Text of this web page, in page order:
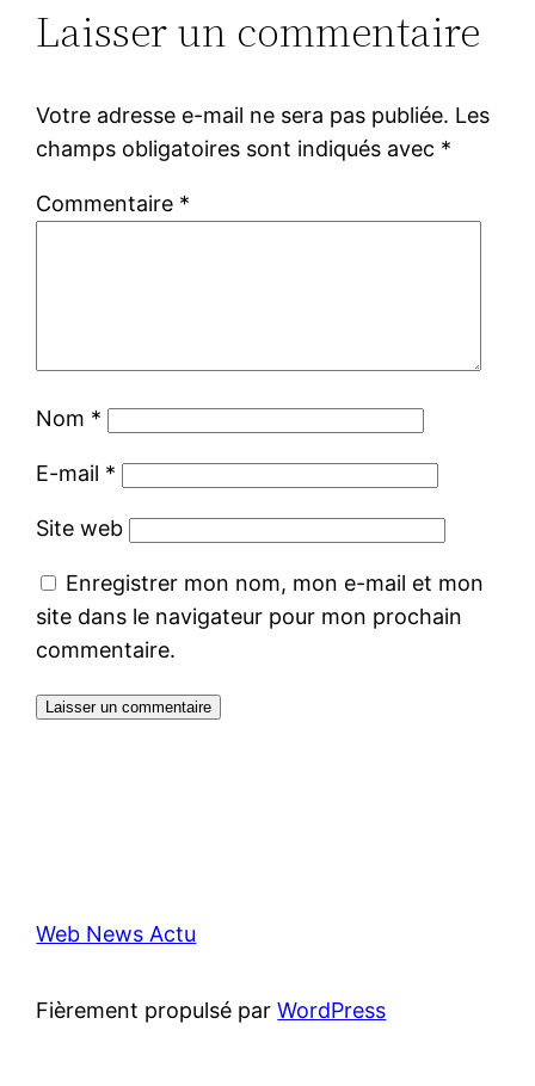
Laisser un commentaire
Votre adresse e-mail ne sera pas publiée. Les
champs obligatoires sont indiqués avec *
Commentaire *
Nom *
E-mail *
Site web
Enregistrer mon nom, mon e-mail et mon
site dans le navigateur pour mon prochain
commentaire.
Web News Actu
Fièrement propulsé parWordPress